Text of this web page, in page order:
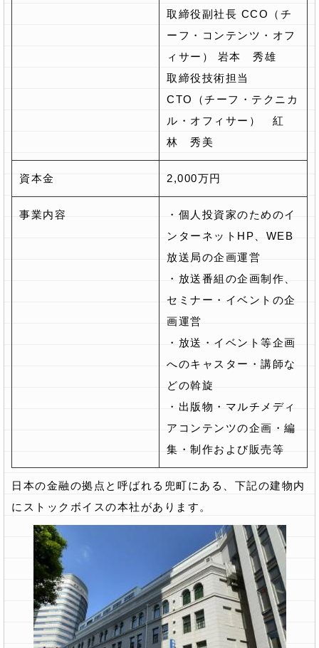
取締役副社長 CCO（チ
ーフ・コンテンツ・オフ
ィサー） 岩本 秀雄
取締役技術担当
CTO（チーフ・テクニカ
ル・オフィサー） 紅
林 秀美
資本金 2,000万円
事業内容
・個人投資家のためのイ
ンターネットHP、WEB
放送局の企画運営
・放送番組の企画制作、
セミナー・イベントの企
画運営
・放送・イベント等企画
へのキャスター・講師な
どの斡旋
・出版物・マルチメディ
アコンテンツの企画・編
集・制作および販売等
日本の金融の拠点と呼ばれる兜町にある、下記の建物内
にストックボイスの本社があります。